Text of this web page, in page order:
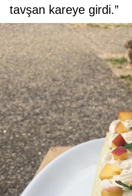
tavşan kareye girdi.”